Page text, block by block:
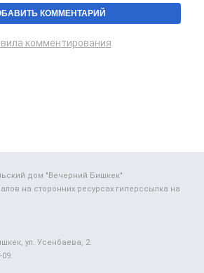
комментирования
дом "Вечерний Бишкек"
на сторонних ресурсах гиперссылка на
ул. Усенбаева, 2.
09.